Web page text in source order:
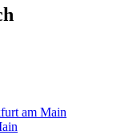
am Main